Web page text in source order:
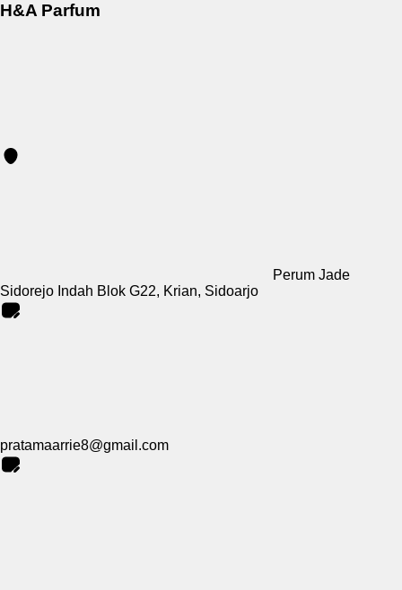
H&A Parfum
Perum Jade
Sidorejo Indah Blok G22, Krian, Sidoarjo
pratamaarrie8@gmail.com